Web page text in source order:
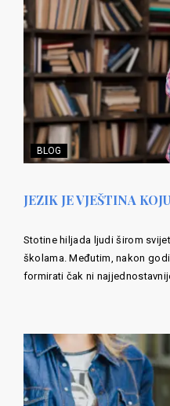
BLOG
JEZIK JE VJEŠTINA
Stotine hiljada ljudi širom
školama. Međutim, nakon
formirati čak ni